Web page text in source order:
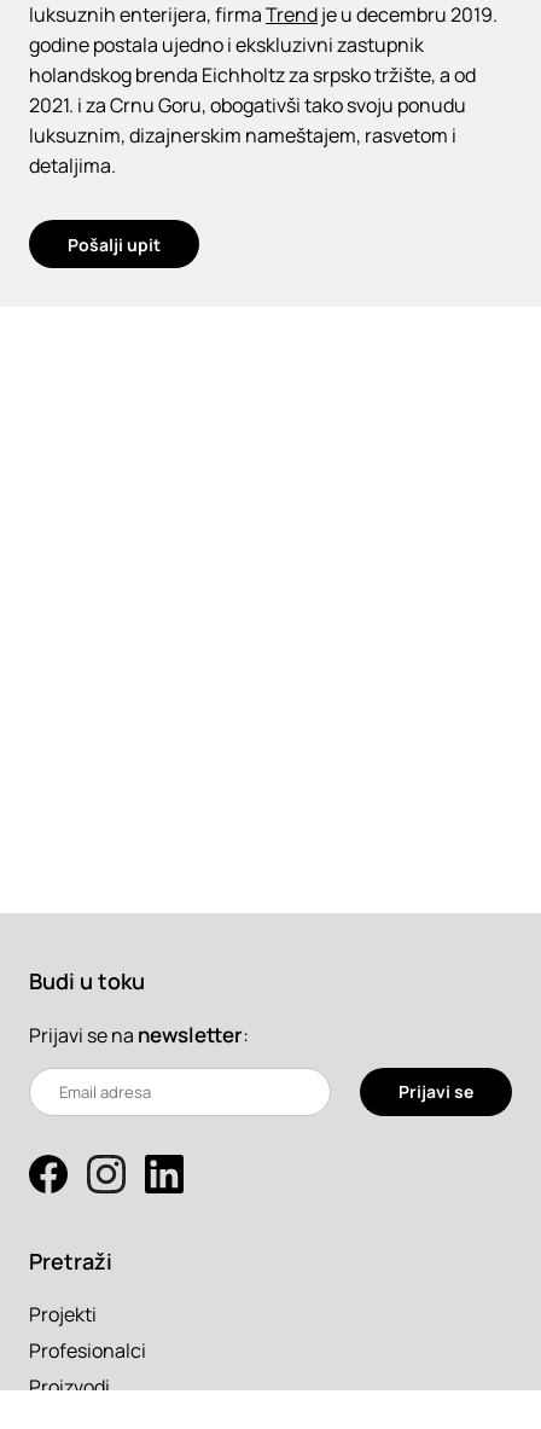
luksuznih enterijera, firmaTrendje u decembru 2019.
godine postala ujedno i ekskluzivni zastupnik
holandskog brenda Eichholtz za srpsko tržište, a od
2021. i za Crnu Goru, obogativši tako svoju ponudu
luksuznim, dizajnerskim nameštajem, rasvetom i
detaljima.
Pošalji upit
Budi u toku
Prijavi se na newsletter:
Prijavi se
Pretraži
Projekti
Profesionalci
Proizvodi